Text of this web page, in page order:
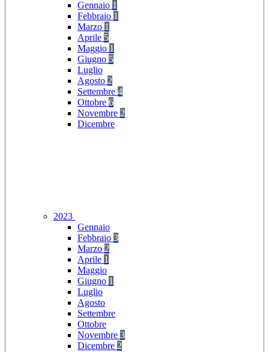
Gennaio 1
Febbraio 1
Marzo 1
Aprile 5
Maggio 1
Giugno 5
Luglio
Agosto 2
Settembre 4
Ottobre 6
Novembre 2
Dicembre
2023
Gennaio
Febbraio 3
Marzo 2
Aprile 1
Maggio
Giugno 1
Luglio
Agosto
Settembre
Ottobre
Novembre 3
Dicembre 2